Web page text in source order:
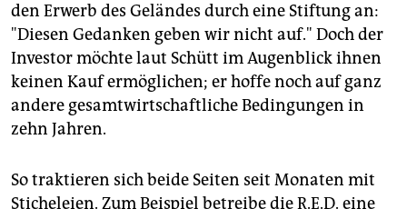
den Erwerb des Geländes durch eine Stiftung an:
"Diesen Gedanken geben wir nicht auf." Doch der
Investor möchte laut Schütt im Augenblick ihnen
keinen Kauf ermöglichen; er hoffe noch auf ganz
andere gesamtwirtschaftliche Bedingungen in
zehn Jahren.
So traktieren sich beide Seiten seit Monaten mit
Sticheleien. Zum Beispiel betreibe die R.E.D. eine